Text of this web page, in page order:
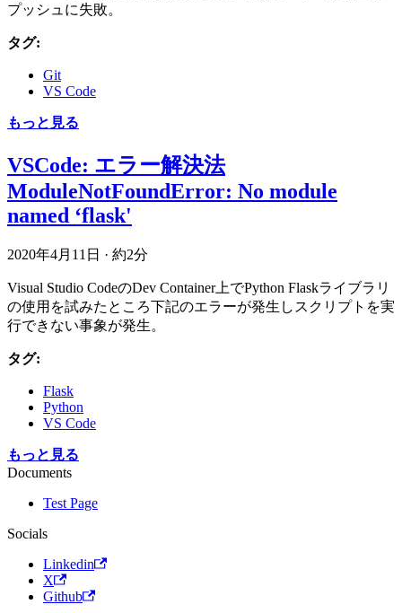
プッシュに失敗。
タグ:
Git
VS Code
もっと見る
VSCode: エラー解決法
ModuleNotFoundError: No module
named ‘flask'
2020年4月11日 · 約2分
Visual Studio CodeのDev Container上でPython Flaskライブラリ
の使用を試みたところ下記のエラーが発生しスクリプトを実
行できない事象が発生。
タグ:
Flask
Python
VS Code
もっと見る
Documents
Test Page
Socials
Linkedin
X
Github